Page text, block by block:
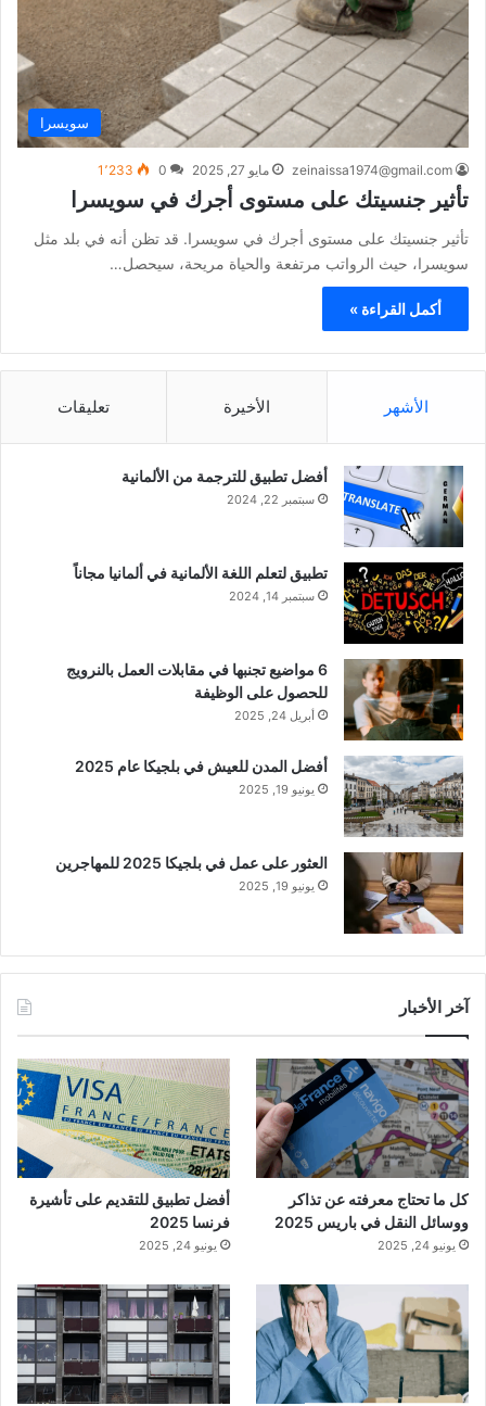
سويسرا
zeinaissa1974@gmail.com مايو 27, 2025 0 1٬233
تأثير جنسيتك على مستوى أجرك في سويسرا
تأثير جنسيتك على مستوى أجرك في سويسرا. قد تظن أنه في بلد مثل
سويسرا، حيث الرواتب مرتفعة والحياة مريحة، سيحصل…
أكمل القراءة »
الأشهر الأخيرة تعليقات
أفضل تطبيق للترجمة من الألمانية
سبتمبر 22, 2024
تطبيق لتعلم اللغة الألمانية في ألمانيا مجاناً
سبتمبر 14, 2024
6 مواضيع تجنبها في مقابلات العمل بالنرويج
للحصول على الوظيفة
أبريل 24, 2025
أفضل المدن للعيش في بلجيكا عام 2025
يونيو 19, 2025
العثور على عمل في بلجيكا 2025 للمهاجرين
يونيو 19, 2025
آخر الأخبار
كل ما تحتاج معرفته عن تذاكر
ووسائل النقل في باريس 2025
يونيو 24, 2025
أفضل تطبيق للتقديم على تأشيرة
فرنسا 2025
يونيو 24, 2025